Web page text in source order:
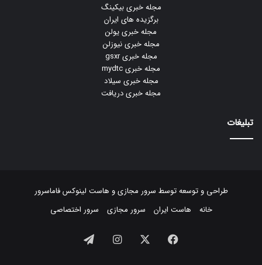
مجله خبری بیکینگ
برگزیده های ایران
مجله خبری یولن
مجله خبری نیوزلن
مجله خبری gsxr
مجله خبری mydtc
مجله خبری سیلاد
مجله خبری دریافت
تبلیغات
طراحی و توسعه توسط سرور مجازیو هاست لینوکسفاماسرور
خانه
هاست ایران سرور مجازی سرور اختصاصی
فیسبوک ایکس اینستاگرام